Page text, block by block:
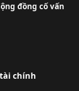
đồng cố vấn
chính